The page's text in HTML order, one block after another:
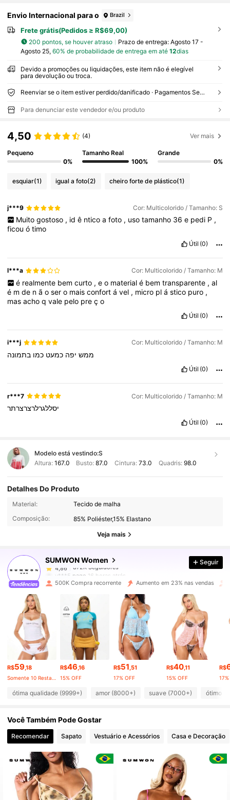
Envio Internacional para o Brazil
Frete grátis(Pedidos ≥ R$69,00)
200 pontos, se houver atraso Prazo de entrega: Agosto 17 -
Agosto 25, 60% de probabilidade de entrega em até 12dias
Devido a promoções ou liquidações, este item não é elegível
para devolução ou troca.
Reenviar se o item estiver perdido/danificado · Pagamentos Seguros · Proteção de privacidade
Para denunciar este vendedor e/ou produto
4,50 (4) Ver mais
Pequeno
0%
Tamanho Real
100%
Grande
0%
esquiar(1) igual a foto(2) cheiro forte de plástico(1)
j***9 Cor: Multicolorido / Tamanho: S
Muito gostoso , id ê ntico a foto , uso tamanho 36 e pedi P ,
ficouótimo
Útil (0)
l***a Cor: Multicolorido / Tamanho: M
é realmente bem curto , e o material é bem transparente , al
é mde nãosero maisconfortável , micro plástico puro ,
masachoqvale pelo preço
Útil (0)
i***j Cor: Multicolorido / Tamanho: M
ממש יפה כמעט כמו בתמונה
Útil (0)
r***7 Cor: Multicolorido / Tamanho: M
יסללגרלרצרצרתר
Útil (0)
Modelo está vestindo:S
Altura: 167.0 Busto:87.0 Cintura: 73.0 Quadris: 98.0
Detalhes Do Produto
Material:
Tecido de malha
Composição:
85% Poliéster,15% Elastano
Veja mais
SUMWON Women
872K Seguidores
4,86
872K Seguidores
v***5
pago 16 horas atrás
872K Seguidores
872K Seguidores
872K Seguidores
4,86 872K Seguidores
4,86 872K Seguidores
4,86 872K Seguidores
4,86 872K Seguidores
Seguir
500K Compra recorrente Aumento em 23% nas vendas
R$59,18
Somente 10 Restante
R$46 ,16
15% OFF
R$51 ,51
17% OFF
R$40,11
15% OFF
R$
ótima qualidade (9999+) amor (8000+) suave (7000+) ótimo
Você Também Pode Gostar
Recomendar Sapato Vestuário e Acessórios Casa e Decoração